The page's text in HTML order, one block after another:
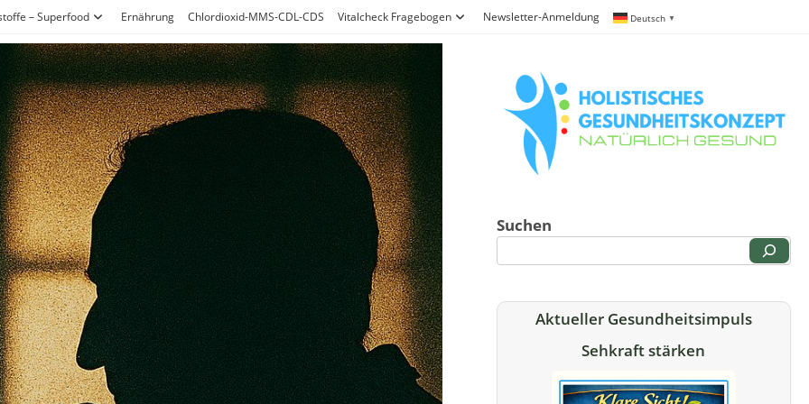
– Superfood Ernährung Chlordioxid-MMS-CDL-CDS Vitalcheck Fragebogen Newsletter-Anmeldung Deutsch ▼
Suchen
Aktueller Gesundheitsimpuls
Sehkraft stärken